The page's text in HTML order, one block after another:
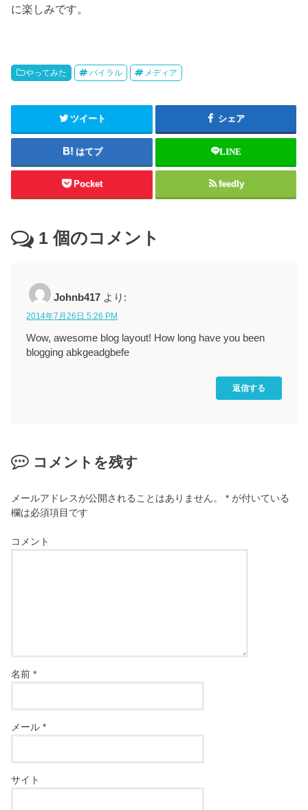
に楽しみです。
やってみた バイラル メディア
ツイート シェア
はてブ LINE
Pocket feedly
1 個のコメント
Johnb417 より:
2014年7月26日 5:26 PM
Wow, awesome blog layout! How long have you been
blogging abkgeadgbefe
返信する
コメントを残す
メールアドレスが公開されることはありません。 * が付いている
欄は必須項目です
コメント
名前*
メール*
サイト